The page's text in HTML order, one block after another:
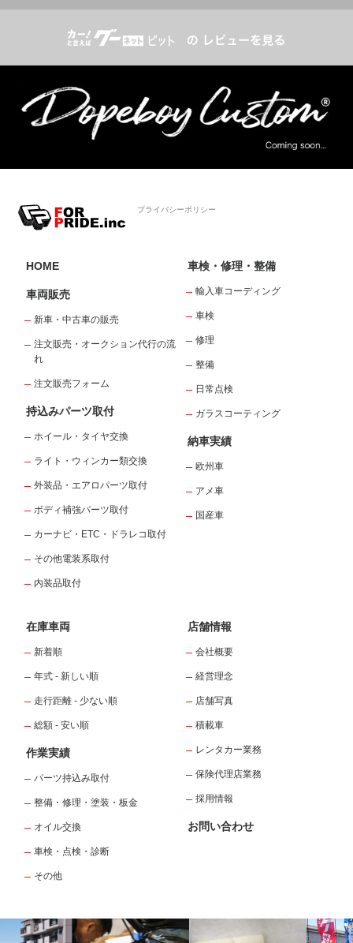
プライバシーポリシー
HOME
車両販売
新車・中古車の販売
注文販売・オークション代行の流
れ
注文販売フォーム
持込みパーツ取付
ホイール・タイヤ交換
ライト・ウィンカー類交換
外装品・エアロパーツ取付
ボディ補強パーツ取付
カーナビ・ETC・ドラレコ取付
その他電装系取付
内装品取付
車検・修理・整備
輸入車コーディング
車検
修理
整備
日常点検
ガラスコーティング
納車実績
欧州車
アメ車
国産車
在庫車両
新着順
年式 - 新しい順
走行距離 - 少ない順
総額 - 安い順
作業実績
パーツ持込み取付
整備・修理・塗装・板金
オイル交換
車検・点検・診断
その他
店舗情報
会社概要
経営理念
店舗写真
積載車
レンタカー業務
保険代理店業務
採用情報
お問い合わせ